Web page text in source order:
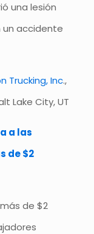
una lesión
accidente
Trucking, Inc.,
Lake City, UT
a las
de $2
de $2